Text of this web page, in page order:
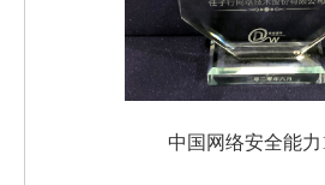
中国网络安全能力